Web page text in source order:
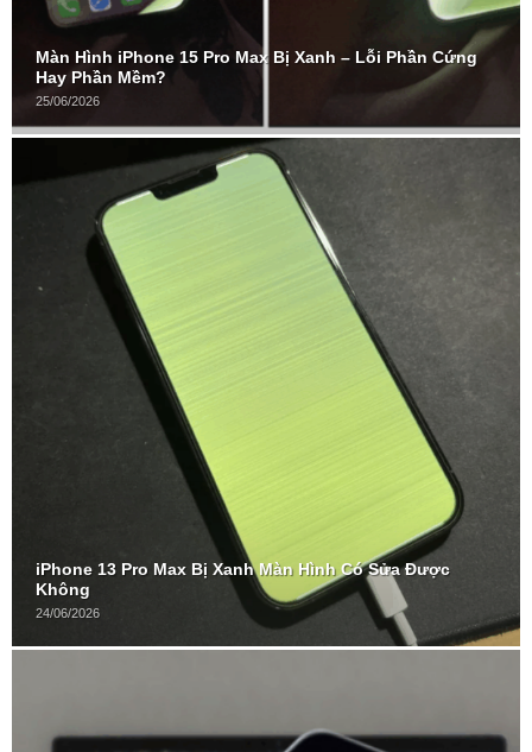
Màn Hình iPhone 15 Pro Max Bị Xanh – Lỗi Phần Cứng
Hay Phần Mềm?
25/06/2026
iPhone 13 Pro Max Bị Xanh Màn Hình Có Sửa Được
Không
24/06/2026